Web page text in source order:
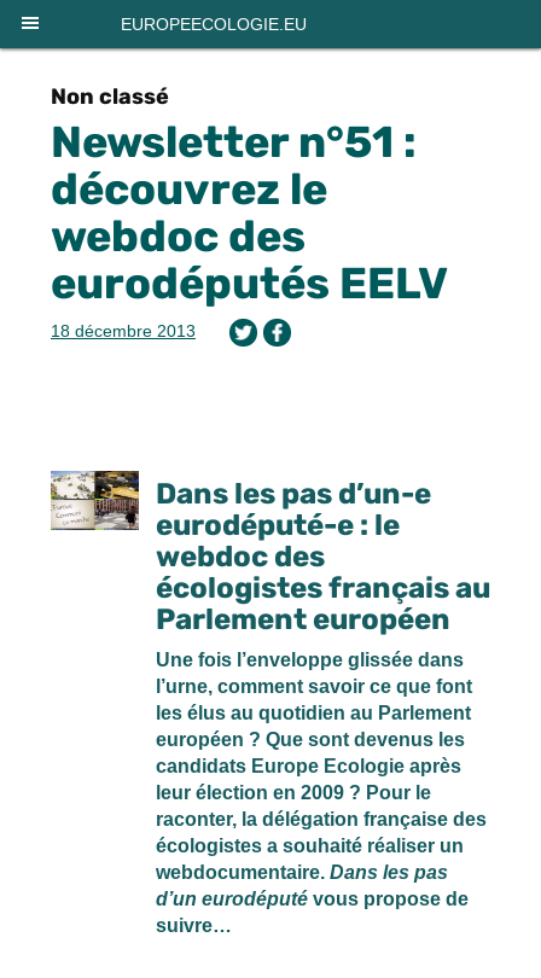
EUROPEECOLOGIE.EU
Non classé
Newsletter n°51 :
découvrez le
webdoc des
eurodéputés EELV
18 décembre 2013
Dans les pas d’un-e
eurodéputé-e : le
webdoc des
écologistes français au
Parlement européen
Une fois l’enveloppe glissée dans
l’urne, comment savoir ce que font
les élus au quotidien au Parlement
européen ? Que sont devenus les
candidats Europe Ecologie après
leur élection en 2009 ? Pour le
raconter, la délégation française des
écologistes a souhaité réaliser un
webdocumentaire. Dans les pas
d’un eurodéputévous propose de
suivre…